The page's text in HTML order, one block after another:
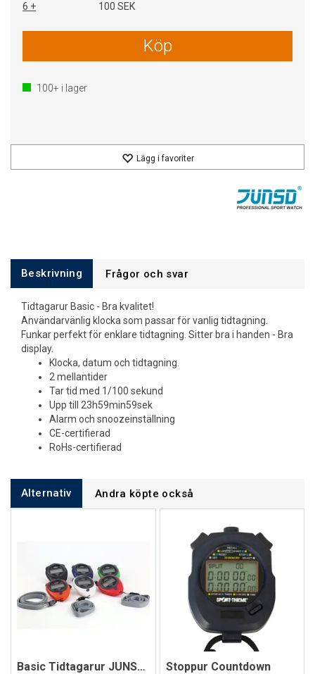
6 +
100 SEK
Köp
100+ i lager
Lägg i favoriter
Beskrivning Frågor och svar
Tidtagarur Basic - Bra kvalitet!
Användarvänlig klocka som passar för vanlig tidtagning.
Funkar perfekt för enklare tidtagning. Sitter bra i handen - Bra
display.
Klocka, datum och tidtagning.
2 mellantider
Tar tid med 1/100 sekund
Upp till 23h59min59sek
Alarm och snoozeinställning
CE-certifierad
RoHs-certifierad
Alternativ Andra köpte också
Basic Tidtagarur JUNSD (6st) Stoppur Countdown